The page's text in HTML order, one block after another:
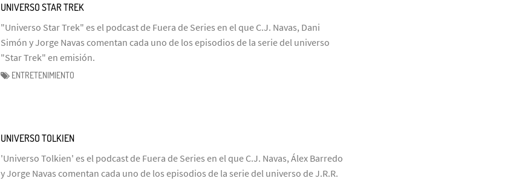
UNIVERSO STAR TREK
"Universo Star Trek" es el podcast de Fuera de Series en el que C.J. Navas, Dani
Simón y Jorge Navas comentan cada uno de los episodios de la serie del universo
"Star Trek" en emisión.
ENTRETENIMIENTO
UNIVERSO TOLKIEN
'Universo Tolkien' es el podcast de Fuera de Series en el que C.J. Navas, Álex Barredo
y Jorge Navas comentan cada uno de los episodios de la serie del universo de J.R.R.